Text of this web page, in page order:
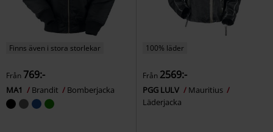
Finns även i stora storlekar
Från 769:-
MA1 Brandit Bomberjacka
100% läder
Från 2569:-
PGG LULV
Mauritius
Läderjacka